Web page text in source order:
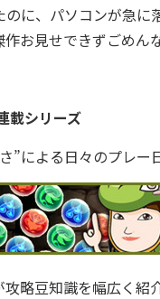
に、パソコンが急に
お見せできずごめん
載シリーズ
による日々のプレー
略豆知識を幅広く紹介